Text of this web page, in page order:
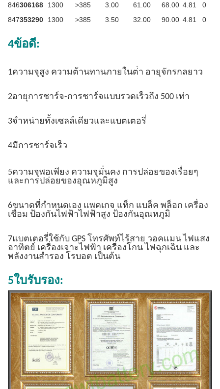
846306168 1300 >385 3.00 61.00 68.00 4.81
0
847353290 1300 >385 3.50 32.00 90.00 4.81 0
4ข้อดี:
1ความจุสูง ความต้านทานภายในต่ํา อายุจักรกลยาว
2อายุการชาร์จ-การชาร์จแบบรวดเร็วถึง 500 เท่า
3จําหน่ายทั้งเซลล์เดียวและแบตเตอรี่
4มีการชาร์จเร็ว
5ความจุพอเพียง ความจุมั่นคง การปล่อยของเรื่อยๆ
และการปล่อยของอุณหภูมิสูง
6ขนาดที่กําหนดเอง แพคเกจ แท็ก แบล็ค พล็อก เครื่อง
เชื่อม ป้องกันไฟฟ้าไฟฟ้าสูง ป้องกันอุณหภูมิ
7แบตเตอรี่ใช้กับ GPS โทรศัพท์ไร้สาย วอคแมน ไฟแสง
อาทิตย์ เครื่องเจาะไฟฟ้า เครื่องโกน ไฟฉุกเฉิน และ
พลังงานสํารอง โรบอต เป็นต้น
5ใบรับรอง: